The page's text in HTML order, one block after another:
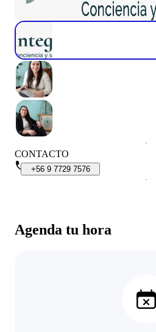
Agenda tu hora
CONTACTO
+56 9 7729 7576